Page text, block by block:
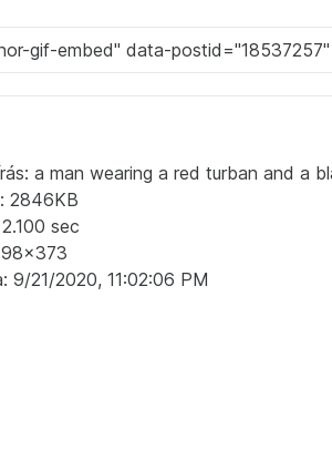
a man wearing a red turban and a
2846KB
sec
9/21/2020, 11:02:06 PM